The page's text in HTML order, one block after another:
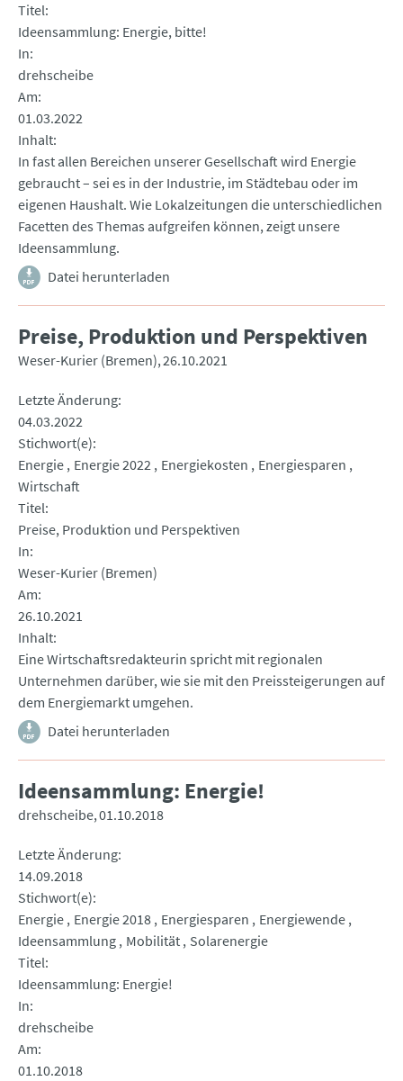
Titel
Ideensammlung: Energie, bitte!
In
drehscheibe
Am
01.03.2022
Inhalt
In fast allen Bereichen unserer Gesellschaft wird Energie
gebraucht – sei es in der Industrie, im Städtebau oder im
eigenen Haushalt. Wie Lokalzeitungen die unterschiedlichen
Facetten des Themas aufgreifen können, zeigt unsere
Ideensammlung.
Datei herunterladen
Preise, Produktion und Perspektiven
Weser-Kurier (Bremen) 26.10.2021
Letzte Änderung
04.03.2022
Stichwort(e)
Energie Energie 2022 Energiekosten
Energiesparen
Wirtschaft
Titel
Preise, Produktion und Perspektiven
In
Weser-Kurier (Bremen)
Am
26.10.2021
Inhalt
Eine Wirtschaftsredakteurin spricht mit regionalen
Unternehmen darüber, wie sie mit den Preissteigerungen auf
dem Energiemarkt umgehen.
Datei herunterladen
Ideensammlung: Energie!
drehscheibe 01.10.2018
Letzte Änderung
14.09.2018
Stichwort(e)
Energie Energie 2018 Energiesparen
Energiewende
Ideensammlung Mobilität Solarenergie
Titel
Ideensammlung: Energie!
In
drehscheibe
Am
01.10.2018